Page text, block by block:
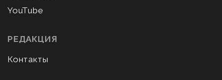
YouTube
РЕДАКЦИЯ
Контакты